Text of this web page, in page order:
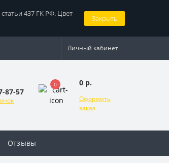
437 ГК РФ. Цвет
Закрыть
Личный кабинет
87-57
0 0 р.
Оформить
заказ
Отзывы